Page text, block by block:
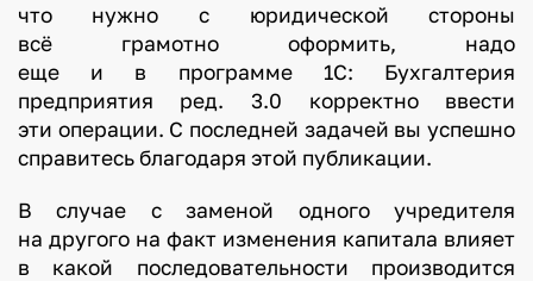
что нужно с юридической стороны
всё грамотно оформить, надо
еще и в программе 1С: Бухгалтерия
предприятия ред. 3.0 корректно ввести
эти операции. С последней задачей вы успешно
справитесь благодаря этой публикации.
В случае с заменой одного учредителя
на другого на факт изменения капитала влияет
в какой последовательности производится